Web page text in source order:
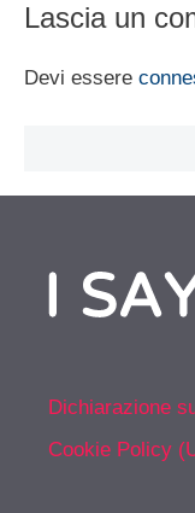
Lascia un
Devi essere
Dichiarazione
Cookie Policy